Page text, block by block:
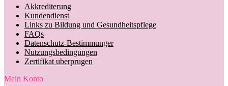
Akkrediterung
Kundendienst
Links zu Bildung und Gesundheitspflege
FAQs
Datenschutz-Bestimmunger
Nutzungsbedingungen
Zertifikat uberprugen
Mein Konto